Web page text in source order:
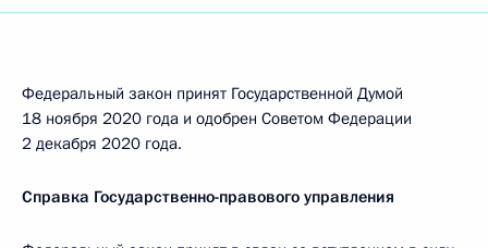
Федеральный закон принят Государственной Думой
18 ноября 2020 года и одобрен Советом Федерации
2 декабря 2020 года.
Справка Государственно-правового управления